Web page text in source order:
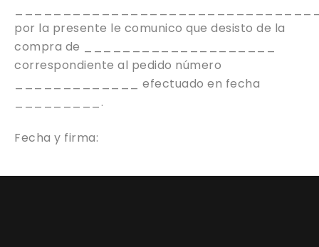
por la presente le comunico que desisto de la
compra de ____________________
correspondiente al pedido número
_____________ efectuado en fecha
_________.
Fecha y firma: